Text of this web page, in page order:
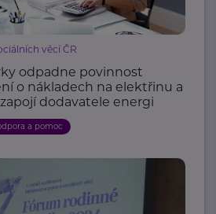
věcí ČR
odpadne povinnost
o nákladech na elektřinu a
dodavatele energi
a pomoc